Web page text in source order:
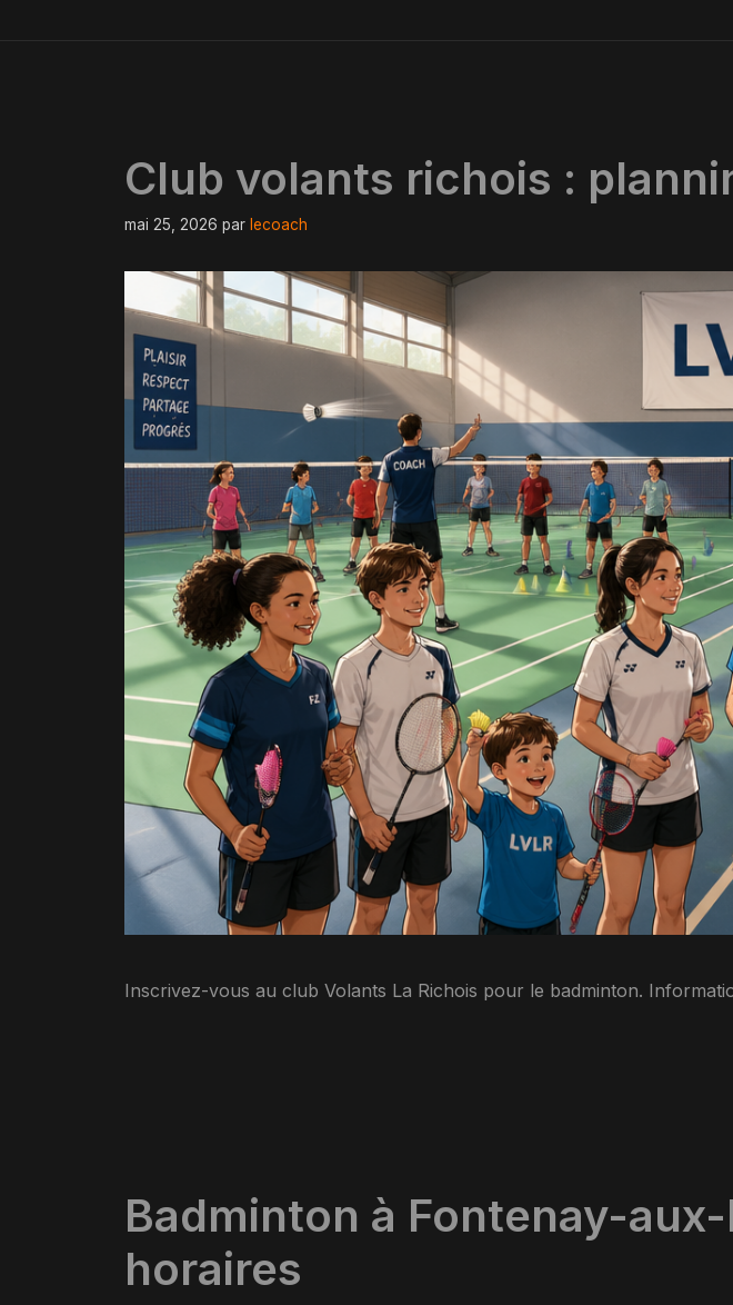
Club volants richois :
mai 25, 2026 par lecoach
Inscrivez-vous au club Volants La Richois pour le badminton.
Badminton à Fontenay-
horaires